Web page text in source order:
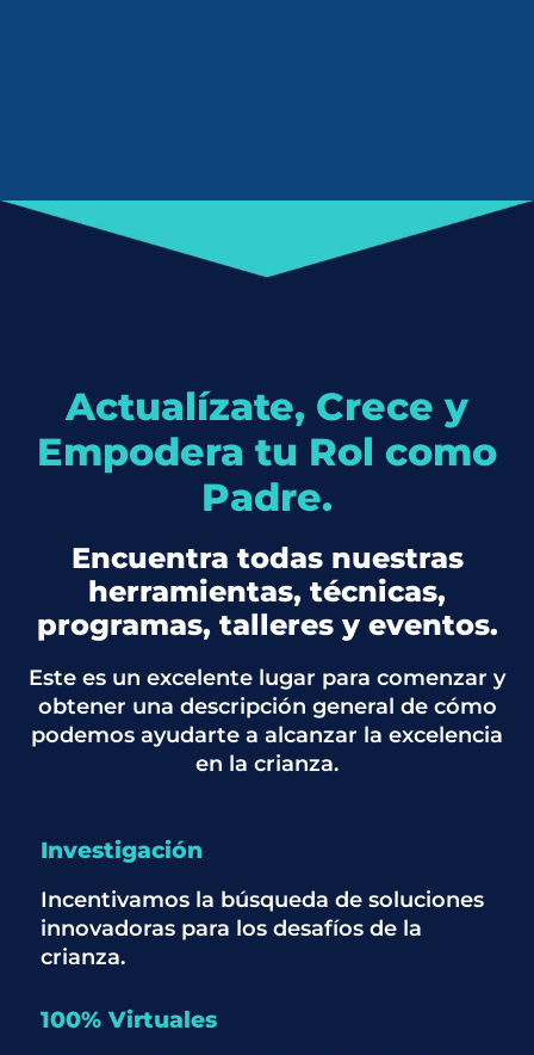
Actualízate, Crece y
Empodera tu Rol como
Padre.
Encuentra todas nuestras
herramientas, técnicas,
programas, talleres y eventos.
Este es un excelente lugar para comenzar y
obtener una descripción general de cómo
podemos ayudarte a alcanzar la excelencia
en la crianza.
Investigación
Incentivamos la búsqueda de soluciones
innovadoras para los desafíos de la
crianza.
100% Virtuales